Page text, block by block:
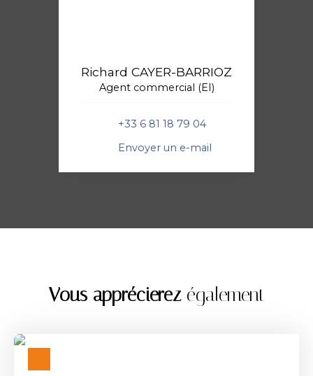
Richard CAYER-BARRIOZ
Agent commercial (EI)
+33 6 81 18 79 04
Envoyer un e-mail
Vous apprécierezégalement